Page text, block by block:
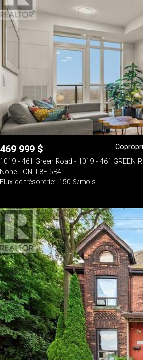
469 999 $
1019 - 461 Green Road - 1019 - 461 GREEN
None - ON, L8E 5B4
Flux de trésorerie: -150 $/mois